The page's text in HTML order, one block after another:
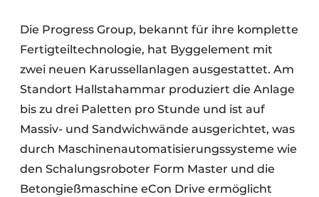
Die Progress Group, bekannt für ihre komplette
Fertigteiltechnologie, hat Byggelement mit
zwei neuen Karussellanlagen ausgestattet. Am
Standort Hallstahammar produziert die Anlage
bis zu drei Paletten pro Stunde und ist auf
Massiv- und Sandwichwände ausgerichtet, was
durch Maschinenautomatisierungssysteme wie
den Schalungsroboter Form Master und die
Betongießmaschine eCon Drive ermöglicht